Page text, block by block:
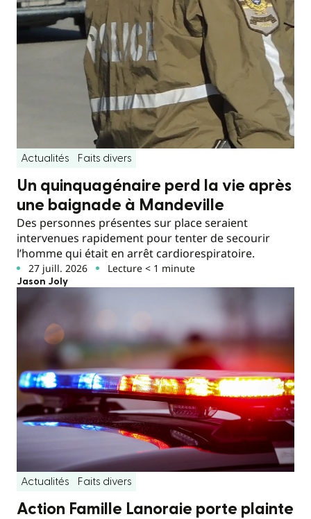
Actualités Faits divers
Un quinquagénaire perd la vie après
une baignade à Mandeville
Des personnes présentes sur place seraient
intervenues rapidement pour tenter de secourir
l’homme qui était en arrêt cardiorespiratoire.
27 juill. 2026 Lecture < 1 minute
Jason Joly
Actualités Faits divers
Action Famille Lanoraie porte plainte